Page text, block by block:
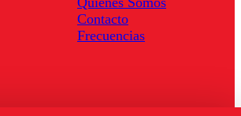
Contacto
Frecuencias